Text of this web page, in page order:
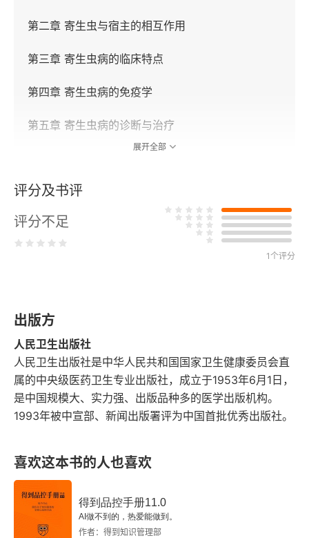
第二章 寄生虫与宿主的相互作用
第三章 寄生虫病的临床特点
第四章 寄生虫病的免疫学
第五章 寄生虫病的诊断与治疗
第二篇 原虫病
第七章 疟疾
第十章 利什曼病
第十一章 锥虫病
第十二章 贾第虫病
第十三章 滴虫病
第十四章 隐孢子虫病
第十五章 孢子虫病
第十六章 其他原虫病
展开全部
评分及书评
评分不足
1个评分
出版方
人民卫生出版社
人民卫生出版社是中华人民共和国国家卫生健康委员会直
属的中央级医药卫生专业出版社，成立于1953年6月1日，
是中国规模大、实力强、出版品种多的医学出版机构。
1993年被中宣部、新闻出版署评为中国首批优秀出版社。
喜欢这本书的人也喜欢
得到品控手册11.0
AI做不到的，热爱能做到。
作者：得到知识管理部